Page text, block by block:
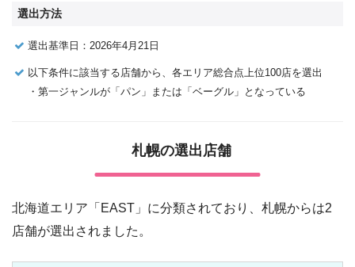
選出方法
選出基準日：2026年4月21日
以下条件に該当する店舗から、各エリア総合点上位100店を選出
・第一ジャンルが「パン」または「ベーグル」となっている
札幌の選出店舗
北海道エリア「EAST」に分類されており、札幌からは2
店舗が選出されました。